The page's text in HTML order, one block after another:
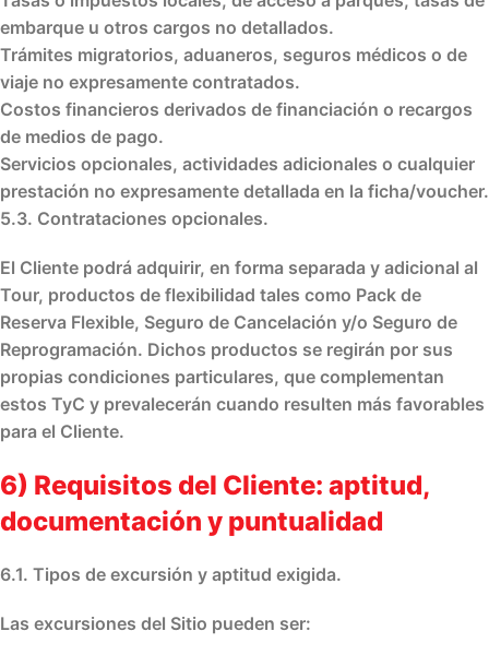
embarque u otros cargos no detallados.
Trámites migratorios, aduaneros, seguros médicos o de
viaje no expresamente contratados.
Costos financieros derivados de financiación o recargos
de medios de pago.
Servicios opcionales, actividades adicionales o cualquier
prestación no expresamente detallada en la ficha/voucher.
5.3. Contrataciones opcionales.
El Cliente podrá adquirir, en forma separada y adicional al
Tour, productos de flexibilidad tales como Pack de
Reserva Flexible, Seguro de Cancelación y/o Seguro de
Reprogramación. Dichos productos se regirán por sus
propias condiciones particulares, que complementan
estos TyC y prevalecerán cuando resulten más favorables
para el Cliente.
6) Requisitos del Cliente: aptitud,
documentación y puntualidad
6.1. Tipos de excursión y aptitud exigida.
Las excursiones del Sitio pueden ser: